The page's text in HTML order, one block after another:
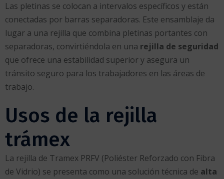
Las pletinas se colocan a intervalos específicos y están
conectadas por barras separadoras. Este ensamblaje da
lugar a una rejilla que combina pletinas portantes con
separadoras, convirtiéndola en una rejilla de seguridad
que ofrece una estabilidad superior y asegura un
tránsito seguro para los trabajadores en las áreas de
trabajo.
Usos de la rejilla
trámex
La rejilla de Tramex PRFV (Poliéster Reforzado con Fibra
de Vidrio) se presenta como una solución técnica de alta